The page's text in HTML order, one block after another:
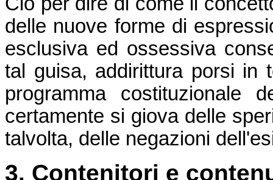
delle nuove forme di
esclusiva ed ossessiva
tal guisa, addirittura porsi in
programma costituzionale
certamente si giova delle
talvolta, delle negazioni
3. Contenitori e